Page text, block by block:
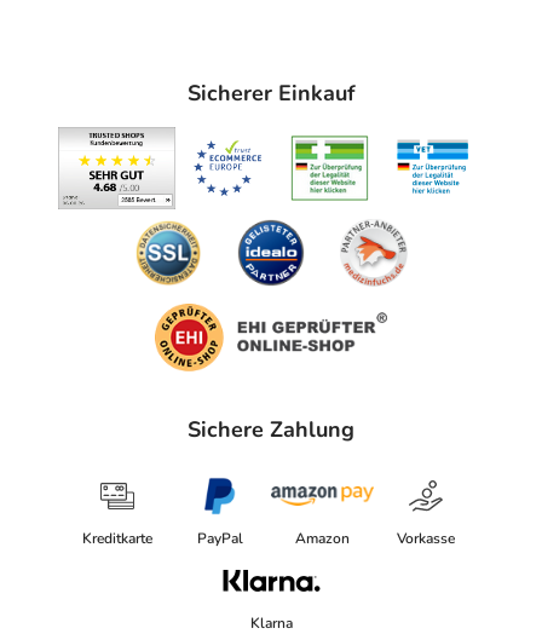
Sicherer Einkauf
Sichere Zahlung
Kreditkarte PayPal Amazon Vorkasse
Klarna